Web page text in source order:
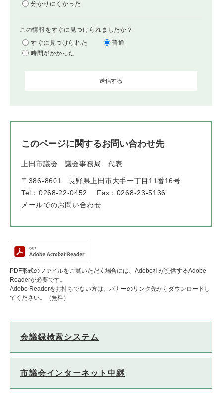
分かりにくかった
この情報をすぐに見つけられましたか？
すぐに見つけられた
普通
時間がかかった
このページに関するお問い合わせ先
上田市議会 議会事務局 代表
〒386-8601
長野県上田市大手一丁目11番16号
Tel：0268-22-0452
Fax：0268-23-5136
メールでのお問い合わせ
PDF形式のファイルをご覧いただく場合には、Adobe社が提供するAdobe
Readerが必要です。
Adobe Readerをお持ちでない方は、バナーのリンク先からダウンロードし
てください。（無料）
会議録検索システム
市議会インターネット中継